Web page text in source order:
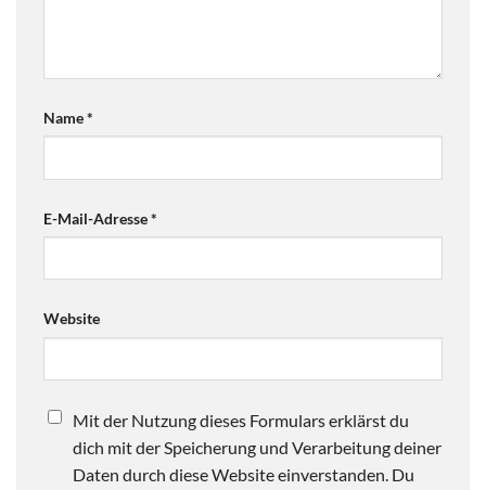
Name*
E-Mail-Adresse*
Website
Mit der Nutzung dieses Formulars erklärst du
dich mit der Speicherung und Verarbeitung deiner
Daten durch diese Website einverstanden. Du